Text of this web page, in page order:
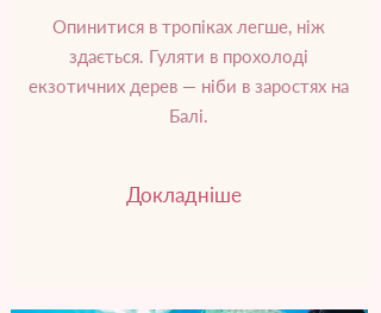
Опинитися в тропіках легше, ніж
здається. Гуляти в прохолоді
екзотичних дерев — ніби в заростях на
Балі.
Докладніше